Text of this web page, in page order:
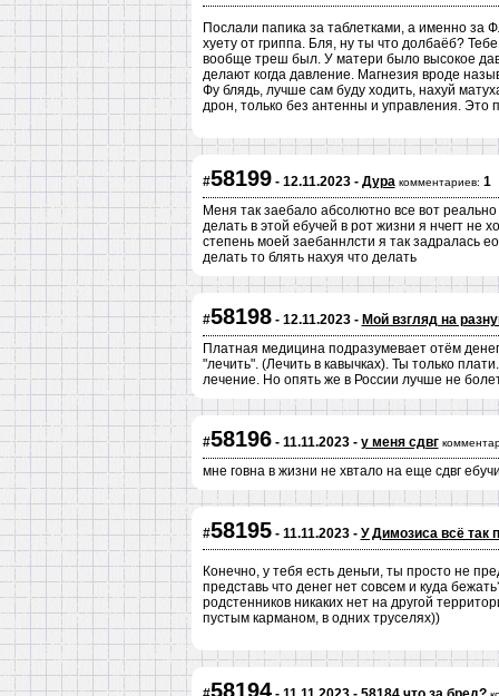
Послали папика за таблетками, а именно за
хуету от гриппа. Бля, ну ты что долбаёб?
вообще треш был. У матери было высокое
делают когда давление. Магнезия вроде
Фу блядь, лучше сам буду ходить, нахуй
дрон, только без антенны и управления. Это
#58199- 12.11.2023 - Дура комментариев: 1
Меня так заебало абсолютно все вот
делать в этой ебучей в рот жизни я нчегт не
степень моей заебаннлсти я так задралась
делать то блять нахуя что делать
#58198- 12.11.2023 - Мой взгляд на
Платная медицина подразумевает отём
"лечить". (Лечить в кавычках). Ты только
лечение. Но опять же в России лучше не
#58196- 11.11.2023 - у меня сдвг
мне говна в жизни не хвтало на еще сдвг
#58195- 11.11.2023 - У Димозиса всё так
Конечно, у тебя есть деньги, ты просто не
представь что денег нет совсем и куда
родстенников никаких нет на другой
пустым карманом, в одних труселях))
58194